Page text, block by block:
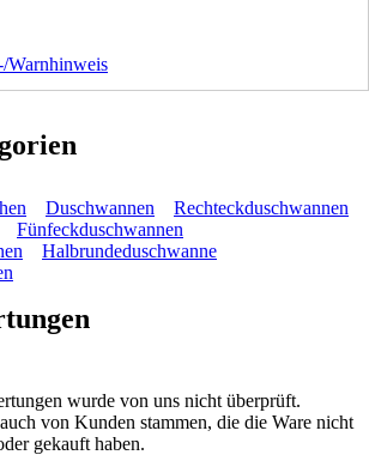
Warnhinweis
Duschwannen
Rechteckduschwannen
Fünfeckduschwannen
Halbrundeduschwanne
wurde von uns nicht überprüft.
von Kunden stammen, die die Ware nicht
gekauft haben.